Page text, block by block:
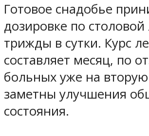
Готовое снадобье
дозировке по
трижды в сутки. Курс
составляет месяц, по
больных уже на
заметны улучшения
состояния.